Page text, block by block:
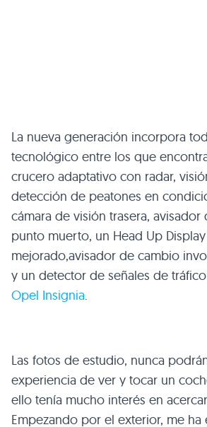
La nueva generación incorpora
tecnológico entre los que
crucero adaptativo con radar,
detección de peatones en
cámara de visión trasera,
punto muerto, un Head Up Display
mejorado,avisador de cambio
y un detector de señales de
Opel Insignia.
Las fotos de estudio, nunca
experiencia de ver y tocar un
ello tenía mucho interés en
Empezando por el exterior, me ha